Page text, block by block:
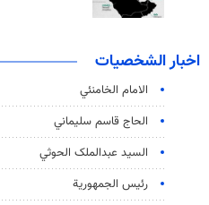
اخبار الشخصيات
الامام الخامنئي
الحاج قاسم سليماني
السید عبدالملک الحوثي
رئيس الجمهورية